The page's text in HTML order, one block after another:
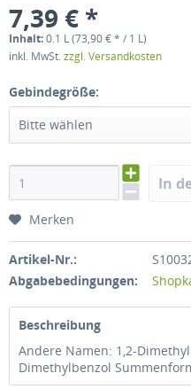
7,39 € *
Inhalt:0.1 L (73,90 € * / 1 L)
inkl. MwSt.zzgl. Versandkosten
Gebindegröße:
Bitte wählen
In
Merken
Artikel-Nr.:
Abgabebedingungen:
Beschreibung
Andere Namen: 1,2-
Dimethylbenzol